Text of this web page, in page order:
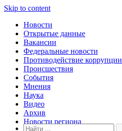
Skip to content
Новости
Открытые данные
Вакансии
Федеральные новости
Противодействие коррупции
Происшествия
События
Мнения
Наука
Видео
Архив
Новости региона